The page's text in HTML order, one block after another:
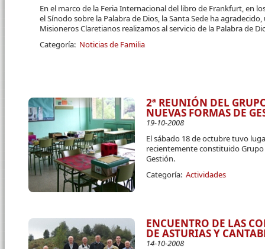
En el marco de la Feria Internacional del libro de Frankfurt, en
el Sínodo sobre la Palabra de Dios, la Santa Sede ha
Misioneros Claretianos realizamos al servicio de la Palabra de
Categoría: Noticias de Familia
2ª REUNIÓN DEL
NUEVAS FORMAS DE
19-10-2008
El sábado 18 de octubre tuvo
recientemente constituido
Gestión.
Categoría: Actividades
ENCUENTRO DE LAS
DE ASTURIAS Y
14-10-2008